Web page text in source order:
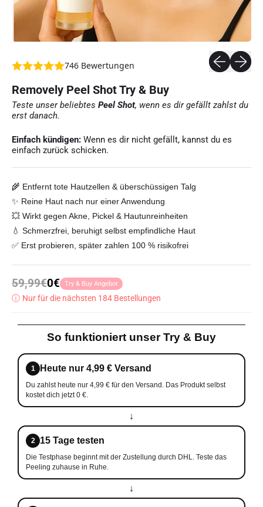
Diapositiva
746 Bewertungen
Removely Peel Shot Try & Buy
Teste unser beliebtes Peel Shot, wenn es dir gefällt zahlst du
erst danach.
Einfach kündigen: Wenn es dir nicht gefällt, kannst du es
einfach zurück schicken.
🌾 Entfernt tote Hautzellen & überschüssigen Talg
✨ Reine Haut nach nur einer Anwendung
💥 Wirkt gegen Akne, Pickel & Hautunreinheiten
💧 Schmerzfrei, beruhigt selbst empfindliche Haut
✅ Erst probieren, später zahlen 100 % risikofrei
59,99€0€ Try & Buy Angebot
ⓘ Nur für die nächsten 184 Bestellungen
So funktioniert unser Try & Buy
1 Heute nur 4,99 € Versand
Du zahlst heute nur 4,99 € für den Versand. Das Produkt selbst
kostet dich jetzt 0 €.
↓
2 15 Tage testen
Die Testphase beginnt mit der Zustellung durch DHL. Teste das
Peeling zuhause in Ruhe.
↓